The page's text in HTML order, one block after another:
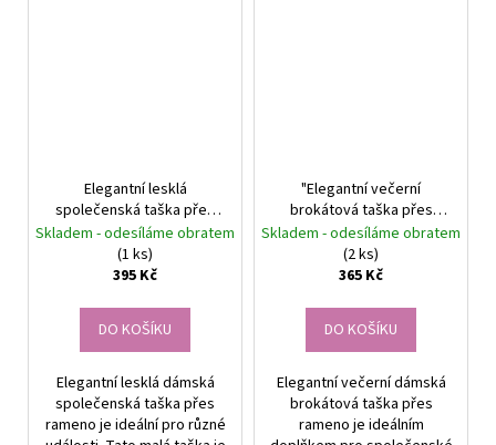
Elegantní lesklá
společenská taška přes
rameno, stříbrná,
syntetika, 24x14x5 cm
Skladem - odesíláme obratem
(1 ks)
395 Kč
DO KOŠÍKU
Elegantní lesklá dámská
společenská taška přes
rameno je ideální pro různé
"Elegantní večerní
brokátová taška přes
rameno, stříbrná,
syntetický materiál,
24x15x6 cm"
Skladem - odesíláme obratem
(2 ks)
365 Kč
DO KOŠÍKU
Elegantní večerní dámská
brokátová taška přes
rameno je ideálním